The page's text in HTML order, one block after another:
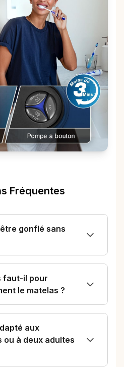
Fréquentes
gonflé sans
faut-il pour
le matelas ?
aux
ou à deux adultes